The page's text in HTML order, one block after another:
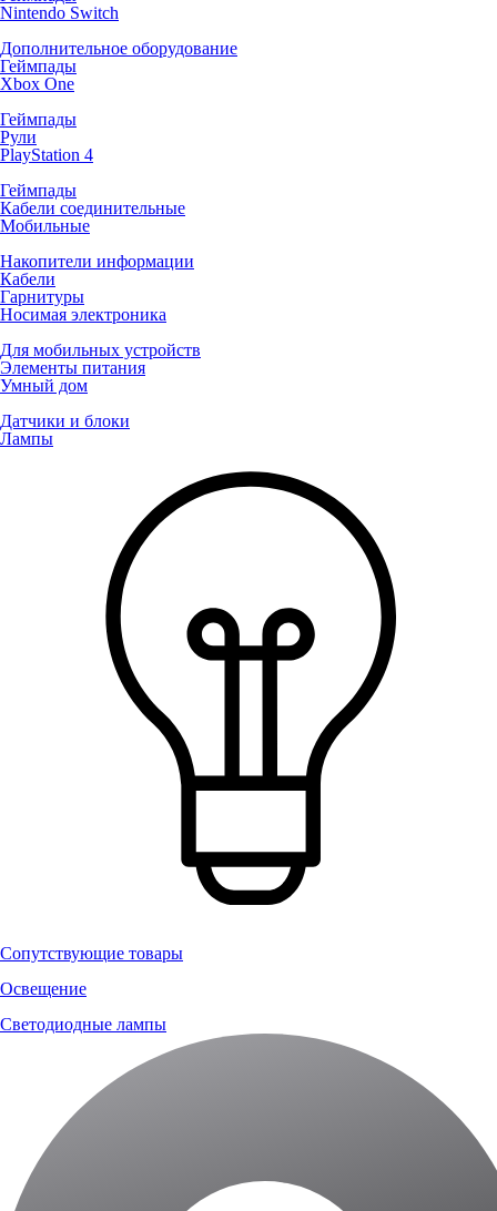
Nintendo Switch
Дополнительное оборудование
Геймпады
Xbox One
Геймпады
Рули
PlayStation 4
Геймпады
Кабели соединительные
Мобильные
Накопители информации
Кабели
Гарнитуры
Носимая электроника
Для мобильных устройств
Элементы питания
Умный дом
Датчики и блоки
Лампы
Сопутствующие товары
Освещение
Светодиодные лампы